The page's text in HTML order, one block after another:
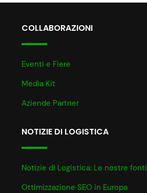
COLLABORAZIONI
Eventi e Fiere
Media Kit
Aziende Partner
NOTIZIE DI LOGISTICA
Notizie di Logistica: Le nostre fonti
Ottimizzazione SEO in Europa